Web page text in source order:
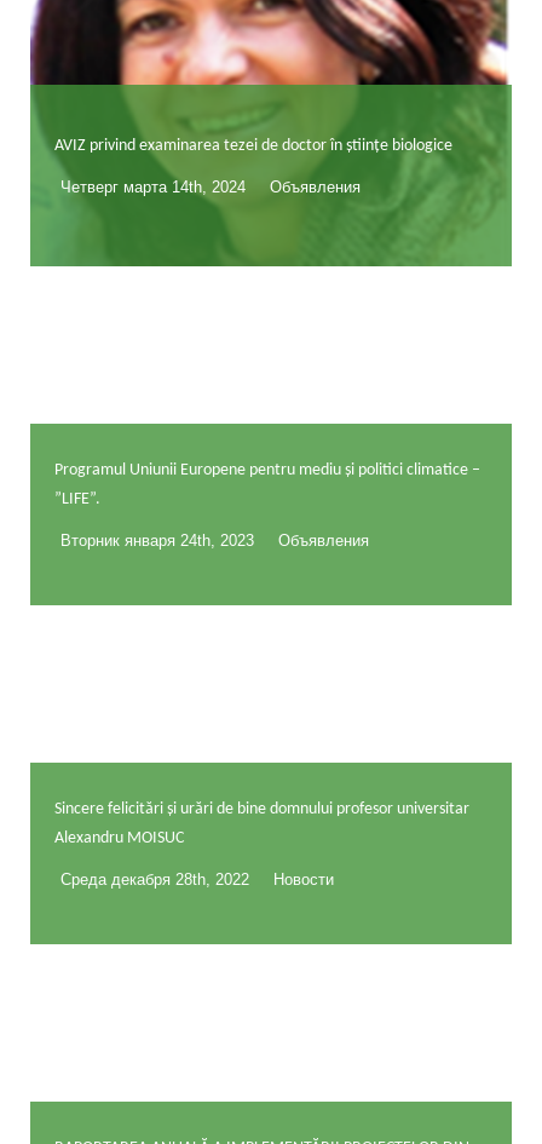
AVIZ privind examinarea tezei de doctor în științe biologice
Четверг марта 14th, 2024 Объявления
Programul Uniunii Europene pentru mediu și politici climatice –
”LIFE”.
Вторник января 24th, 2023 Объявления
Sincere felicitări și urări de bine domnului profesor universitar
Alexandru MOISUC
Среда декабря 28th, 2022 Новости